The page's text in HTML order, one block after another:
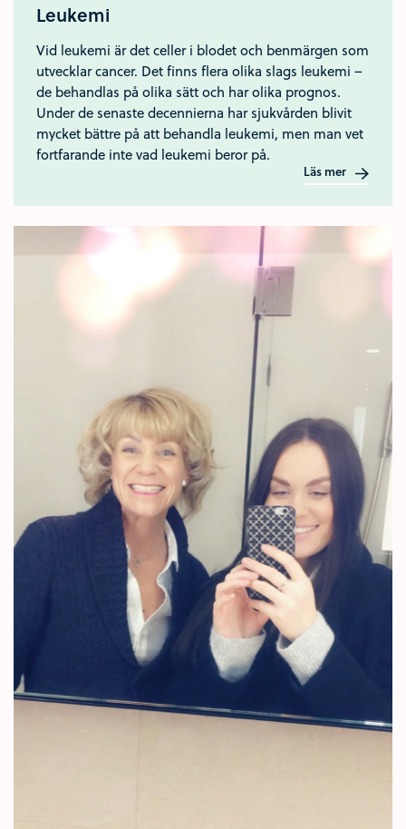
Leukemi
Vid leukemi är det celler i blodet och benmärgen som
utvecklar cancer. Det finns flera olika slags leukemi –
de behandlas på olika sätt och har olika prognos.
Under de senaste decennierna har sjukvården blivit
mycket bättre på att behandla leukemi, men man vet
fortfarande inte vad leukemi beror på.
Läs mer